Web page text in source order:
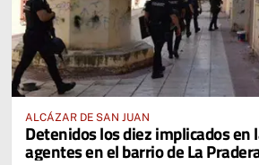
ALCÁZAR DE SAN JUAN
Detenidos los diez implicados en
agentes en el barrio de La